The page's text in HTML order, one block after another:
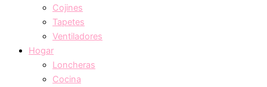
Cojines
Tapetes
Ventiladores
Hogar
Loncheras
Cocina